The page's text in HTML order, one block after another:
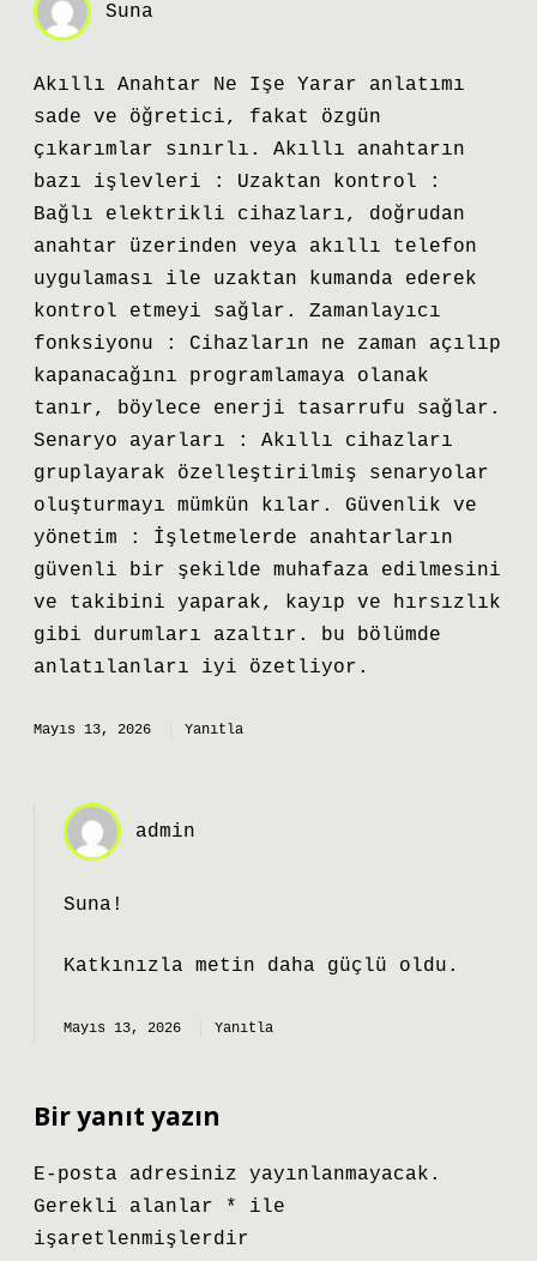
Suna
Akıllı Anahtar Ne Işe Yarar anlatımı
sade ve öğretici, fakat özgün
çıkarımlar sınırlı. Akıllı anahtarın
bazı işlevleri : Uzaktan kontrol :
Bağlı elektrikli cihazları, doğrudan
anahtar üzerinden veya akıllı telefon
uygulaması ile uzaktan kumanda ederek
kontrol etmeyi sağlar. Zamanlayıcı
fonksiyonu : Cihazların ne zaman açılıp
kapanacağını programlamaya olanak
tanır, böylece enerji tasarrufu sağlar.
Senaryo ayarları : Akıllı cihazları
gruplayarak özelleştirilmiş senaryolar
oluşturmayı mümkün kılar. Güvenlik ve
yönetim : İşletmelerde anahtarların
güvenli bir şekilde muhafaza edilmesini
ve takibini yaparak, kayıp ve hırsızlık
gibi durumları azaltır. bu bölümde
anlatılanları iyi özetliyor.
Mayıs 13, 2026 Yanıtla
admin
Suna!
Katkınızla metin daha güçlü oldu.
Mayıs 13, 2026 Yanıtla
Bir yanıt yazın
E-posta adresiniz yayınlanmayacak.
Gerekli alanlar
*
ile
işaretlenmişlerdir